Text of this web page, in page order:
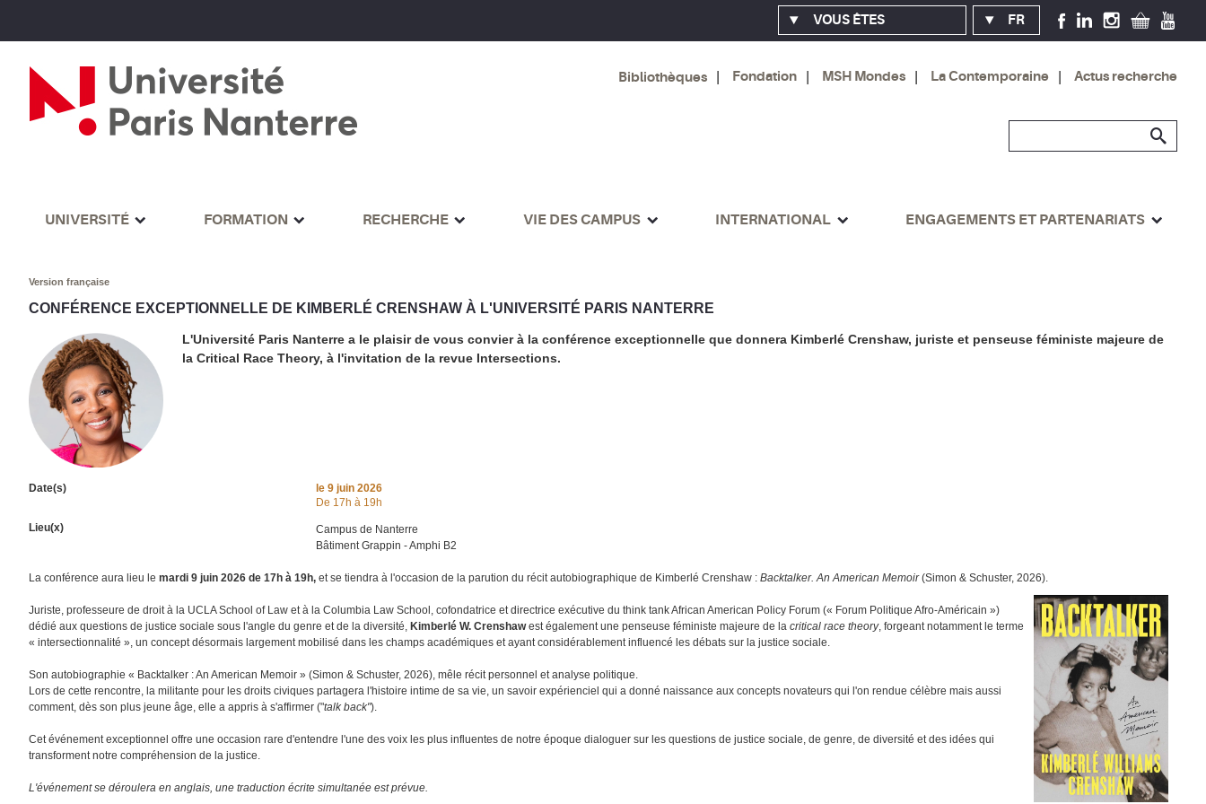
VOUS ÊTES FR
Bibliothèques Fondation MSH Mondes La Contemporaine Actus recherche
UNIVERSITÉ FORMATION RECHERCHE VIE DES CAMPUS INTERNATIONAL ENGAGEMENTS ET PARTENARIATS
Version française
CONFÉRENCE EXCEPTIONNELLE DE KIMBERLÉ CRENSHAW À L'UNIVERSITÉ PARIS NANTERRE
L'Université Paris Nanterre a le plaisir de vous convier à la conférence exceptionnelle que donnera Kimberlé Crenshaw, juriste et penseuse féministe majeure de
la Critical Race Theory, à l'invitation de la revue Intersections.
Date(s) le 9 juin 2026
De 17h à 19h
Lieu(x)
Campus de Nanterre
Bâtiment Grappin - Amphi B2
La conférence aura lieu le mardi 9 juin 2026 de 17h à 19h, et se tiendra à l'occasion de la parution du récit autobiographique de Kimberlé Crenshaw :Backtalker. An American Memoir(Simon & Schuster, 2026).
Juriste, professeure de droit à la UCLA School of Law et à la Columbia Law School, cofondatrice et directrice exécutive du think tank African American Policy Forum (« Forum Politique Afro-Américain »)
dédié aux questions de justice sociale sous l'angle du genre et de la diversité, Kimberlé W. Crenshawest également une penseuse féministe majeure de lacritical race theory, forgeant notamment le terme
« intersectionnalité », un concept désormais largement mobilisé dans les champs académiques et ayant considérablement influencé les débats sur la justice sociale.
Son autobiographie « Backtalker : An American Memoir » (Simon & Schuster, 2026), mêle récit personnel et analyse politique.
Lors de cette rencontre, la militante pour les droits civiques partagera l'histoire intime de sa vie, un savoir expérienciel qui a donné naissance aux concepts novateurs qui l'on rendue célèbre mais aussi
comment, dès son plus jeune âge, elle a appris à s'affirmer ("talk back").
Cet événement exceptionnel offre une occasion rare d'entendre l'une des voix les plus influentes de notre époque dialoguer sur les questions de justice sociale, de genre, de diversité et des idées qui
transforment notre compréhension de la justice.
L'événement se déroulera en anglais, une traduction écrite simultanée est prévue.